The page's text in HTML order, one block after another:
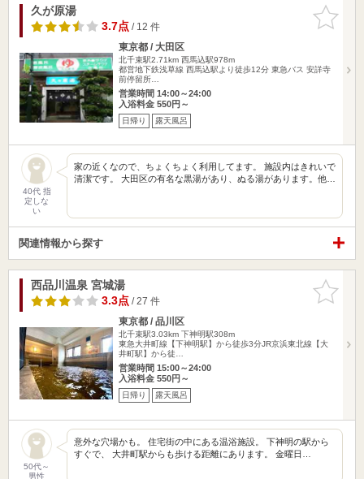
お気に入
りに追加
久が原湯
3.7点/ 12 件
東京都 / 大田区
北千束駅2.71km 西馬込駅978m
都営地下鉄浅草線 西馬込駅より徒歩12分 東急バス 安詳寺
前停留所…
営業時間 14:00～24:00
入浴料金 550円～
日帰り 露天風呂
40代 指
定しな
い
家の近くなので、ちょくちょく利用してます。 施設内はきれいで
清潔です。 大田区の有名な黒湯があり、ぬる湯があります。他…
関連情報から探す
お気に入
りに追加
西品川温泉 宮城湯
3.3点/ 27 件
東京都 / 品川区
北千束駅3.03km 下神明駅308m
東急大井町線【下神明駅】から徒歩3分JR京浜東北線【大
井町駅】から徒…
営業時間 15:00～24:00
入浴料金 550円～
日帰り 露天風呂
50代～
男性
意外な穴場かも。 住宅街の中にある温浴施設。 下神明の駅から
すぐで、 大井町駅からも歩ける距離にあります。 金曜日…